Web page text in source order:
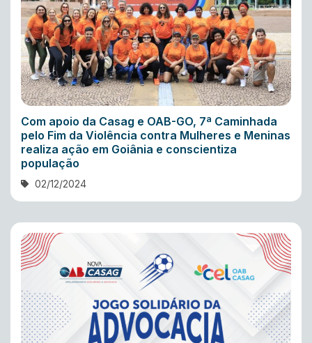
Com apoio da Casag e OAB-GO, 7ª Caminhada
pelo Fim da Violência contra Mulheres e Meninas
realiza ação em Goiânia e conscientiza
população
02/12/2024